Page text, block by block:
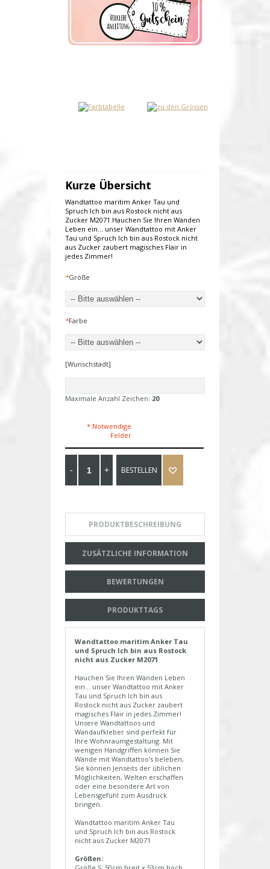
Kurze Übersicht
Wandtattoo maritim Anker Tau und
Spruch Ich bin aus Rostock nicht aus
Zucker M2071.Hauchen Sie Ihren Wänden
Leben ein... unser Wandtattoo mit Anker
Tau und Spruch Ich bin aus Rostock nicht
aus Zucker zaubert magisches Flair in
jedes Zimmer!
*Größe
*Farbe
[Wunschstadt]
Maximale Anzahl Zeichen: 20
* Notwendige
Felder
BESTELLEN
PRODUKTBESCHREIBUNG
ZUSÄTZLICHE INFORMATION
BEWERTUNGEN
PRODUKTTAGS
Wandtattoo maritim Anker Tau
und Spruch Ich bin aus Rostock
nicht aus Zucker M2071
Hauchen Sie Ihren Wänden Leben
ein... unser Wandtattoo mit Anker
Tau und Spruch Ich bin aus
Rostock nicht aus Zucker zaubert
magisches Flair in jedes Zimmer!
Unsere Wandtattoos und
Wandaufkleber sind perfekt für
Ihre Wohnraumgestaltung. Mit
wenigen Handgriffen können Sie
Wände mit Wandtattoo's beleben,
Sie können Jenseits der üblichen
Möglichkeiten, Welten erschaffen
oder eine besondere Art von
Lebensgefühl zum Ausdruck
bringen.
Wandtattoo maritim Anker Tau
und Spruch Ich bin aus Rostock
nicht aus Zucker M2071
Größen: